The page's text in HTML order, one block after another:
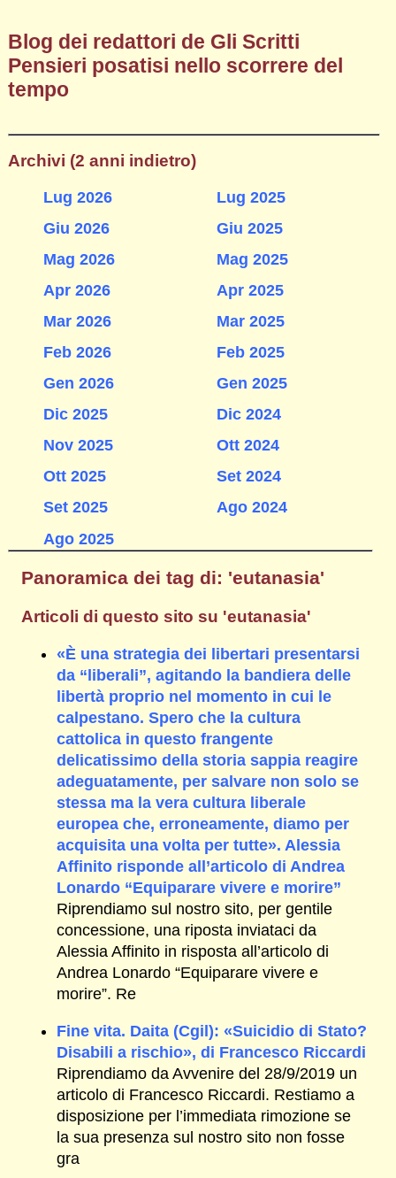
Blog dei redattori de Gli Scritti
Pensieri posatisi nello scorrere del
tempo
Archivi (2 anni indietro)
Lug 2026
Giu 2026
Mag 2026
Apr 2026
Mar 2026
Feb 2026
Gen 2026
Dic 2025
Nov 2025
Ott 2025
Set 2025
Ago 2025
Lug 2025
Giu 2025
Mag 2025
Apr 2025
Mar 2025
Feb 2025
Gen 2025
Dic 2024
Ott 2024
Set 2024
Ago 2024
Panoramica dei tag di: 'eutanasia'
Articoli di questo sito su 'eutanasia'
«È una strategia dei libertari presentarsi
da “liberali”, agitando la bandiera delle
libertà proprio nel momento in cui le
calpestano. Spero che la cultura
cattolica in questo frangente
delicatissimo della storia sappia reagire
adeguatamente, per salvare non solo se
stessa ma la vera cultura liberale
europea che, erroneamente, diamo per
acquisita una volta per tutte». Alessia
Affinito risponde all’articolo di Andrea
Lonardo “Equiparare vivere e morire”
Riprendiamo sul nostro sito, per gentile
concessione, una riposta inviataci da
Alessia Affinito in risposta all’articolo di
Andrea Lonardo “Equiparare vivere e
morire”. Re
Fine vita. Daita (Cgil): «Suicidio di Stato?
Disabili a rischio», di Francesco Riccardi
Riprendiamo da Avvenire del 28/9/2019 un
articolo di Francesco Riccardi. Restiamo a
disposizione per l’immediata rimozione se
la sua presenza sul nostro sito non fosse
gra